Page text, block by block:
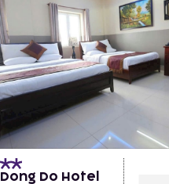
Dong Do Hotel